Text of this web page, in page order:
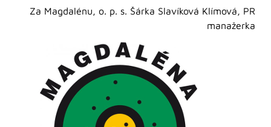
Za Magdalénu, o. p. s. Šárka Slavíková Klímová, PR
manažerka